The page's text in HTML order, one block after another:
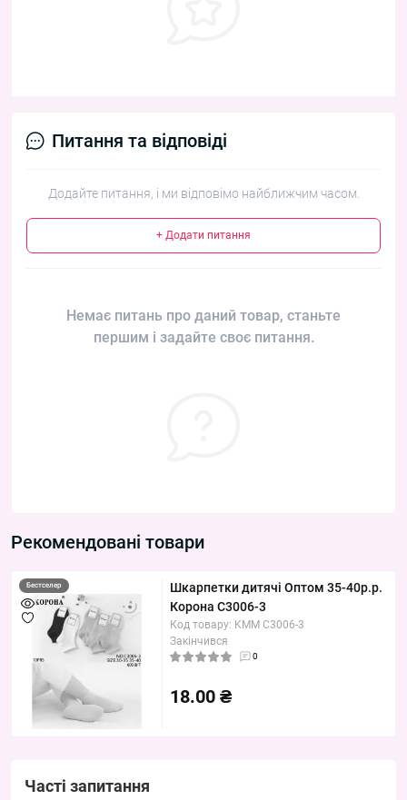
Питання та відповіді
Додайте питання, і ми відповімо найближчим часом.
+ Додати питання
Немає питань про даний товар, станьте
першим і задайте своє питання.
Рекомендовані товари
Бестселер
Шкарпетки дитячі Оптом 35-40р.р.
Корона C3006-3
Код товару: KMM C3006-3
Закінчився
0
18.00 ₴
Часті запитання